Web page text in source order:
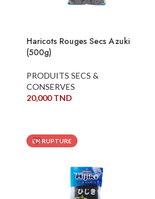
Haricots Rouges Secs Azuki
(500g)
PRODUITS SECS &
CONSERVES
20,000TND
EN RUPTURE